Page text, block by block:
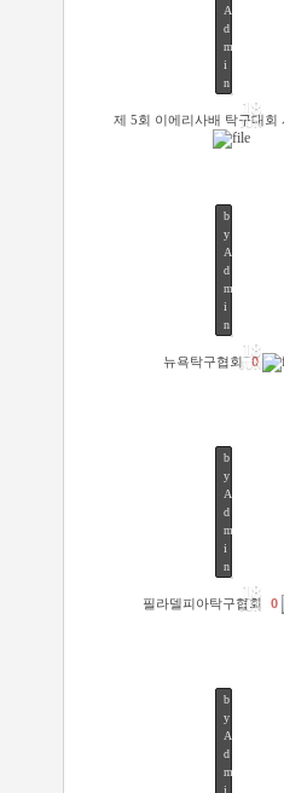
18
JUN
A
d
m
i
n
제 5회 이에리사배 탁구대회
18
JUN
b
y
A
d
m
i
n
뉴욕탁구협회 0
18
JUN
b
y
A
d
m
i
n
필라델피아탁구협회 0
b
y
A
d
m
i